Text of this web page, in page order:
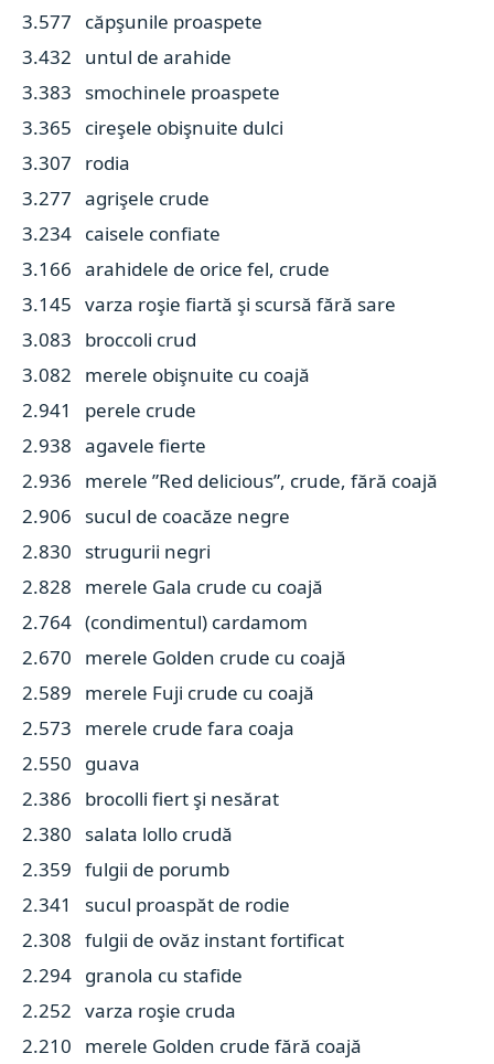
3.577 căpşunile proaspete
3.432 untul de arahide
3.383 smochinele proaspete
3.365 cireşele obişnuite dulci
3.307 rodia
3.277 agrişele crude
3.234 caisele confiate
3.166 arahidele de orice fel, crude
3.145 varza roşie fiartă şi scursă fără sare
3.083 broccoli crud
3.082 merele obişnuite cu coajă
2.941 perele crude
2.938 agavele fierte
2.936 merele ”Red delicious”, crude, fără coajă
2.906 sucul de coacăze negre
2.830 strugurii negri
2.828 merele Gala crude cu coajă
2.764 (condimentul) cardamom
2.670 merele Golden crude cu coajă
2.589 merele Fuji crude cu coajă
2.573 merele crude fara coaja
2.550 guava
2.386 brocolli fiert şi nesărat
2.380 salata lollo crudă
2.359 fulgii de porumb
2.341 sucul proaspăt de rodie
2.308 fulgii de ovăz instant fortificat
2.294 granola cu stafide
2.252 varza roşie cruda
2.210 merele Golden crude fără coajă